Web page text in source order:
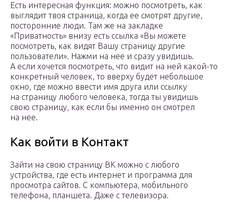
Есть интересная функция: можно посмотреть, как
выглядит твоя страница, когда ее смотрят другие,
посторонние люди. Там же на закладке
«Приватность» внизу есть ссылка «Вы можете
посмотреть, как видят Вашу страницу другие
пользователи». Нажми на нее и сразу увидишь.
А если хочется посмотреть, что видит на ней какой-то
конкретный человек, то вверху будет небольшое
окно, где можно ввести имя друга или ссылку
на страницу любого человека, тогда ты увидишь
свою страницу, как если бы именно он смотрел
на нее.
Как войти в Контакт
Зайти на свою страницу ВК можно с любого
устройства, где есть интернет и программа для
просмотра сайтов. С компьютера, мобильного
телефона, планшета. Даже с телевизора.